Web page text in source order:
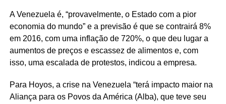
A Venezuela é, “provavelmente, o Estado com a pior
economia do mundo” e a previsão é que se contrairá 8%
em 2016, com uma inflação de 720%, o que deu lugar a
aumentos de preços e escassez de alimentos e, com
isso, uma escalada de protestos, indicou a empresa.
Para Hoyos, a crise na Venezuela “terá impacto maior na
Aliança para os Povos da América (Alba), que teve seu